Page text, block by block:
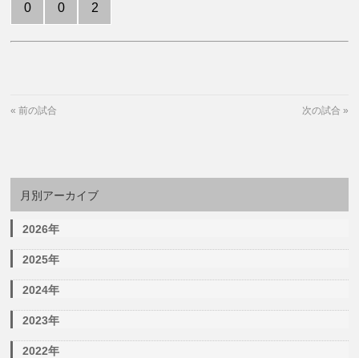
0 0 2
«前の試合 次の試合 »
月別アーカイブ
2026年
2025年
2024年
2023年
2022年